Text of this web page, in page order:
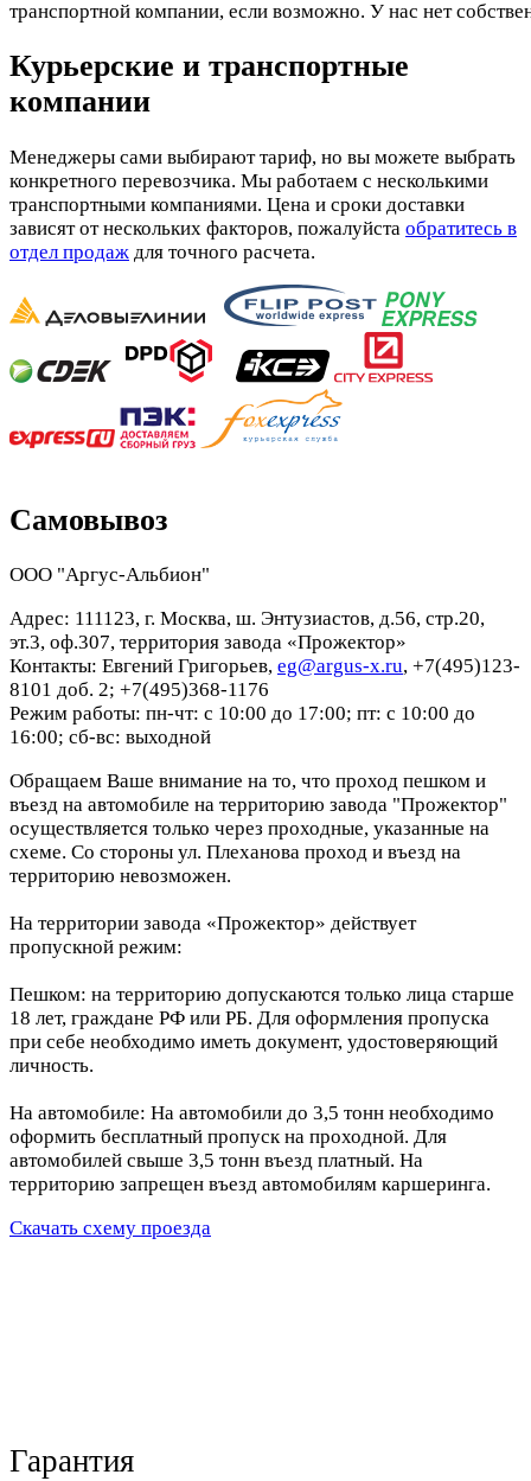
транспортной компании, если возможно. У нас нет
Курьерские и транспортные
компании
Менеджеры сами выбирают тариф, но вы можете выбрать
конкретного перевозчика. Мы работаем с несколькими
транспортными компаниями. Цена и сроки доставки
зависят от нескольких факторов, пожалуйста обратитесь в
отдел продаж для точного расчета.
Самовывоз
ООО "Аргус-Альбион"
Адрес: 111123, г. Москва, ш. Энтузиастов, д.56, стр.20,
эт.3, оф.307, территория завода «Прожектор»
Контакты: Евгений Григорьев, eg@argus-x.ru, +7(495)123-
8101 доб. 2; +7(495)368-1176
Режим работы: пн-чт: с 10:00 до 17:00; пт: с 10:00 до
16:00; сб-вс: выходной
Обращаем Ваше внимание на то, что проход пешком и
въезд на автомобиле на территорию завода "Прожектор"
осуществляется только через проходные, указанные на
схеме. Со стороны ул. Плеханова проход и въезд на
территорию невозможен.
На территории завода «Прожектор» действует
пропускной режим:
Пешком: на территорию допускаются только лица старше
18 лет, граждане РФ или РБ. Для оформления пропуска
при себе необходимо иметь документ, удостоверяющий
личность.
На автомобиле: На автомобили до 3,5 тонн необходимо
оформить бесплатный пропуск на проходной. Для
автомобилей свыше 3,5 тонн въезд платный. На
территорию запрещен въезд автомобилям каршеринга.
Скачать схему проезда
Гарантия